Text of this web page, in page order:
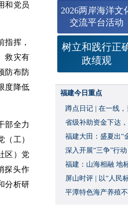
和党员
挥，
救灾有
防布防
度降低
部全力
工）
区）党
探头作
分析研
2026两岸海洋文
交流平台活动
树立和践行正
政绩观
福建今日重点
蹲点日记 | 在一线
省级补助资金下达
福建大田：盛夏出“
深入开展“三争”行
福建：山海相融 地
屏山时评 | 以“人民
平潭特色海产养殖